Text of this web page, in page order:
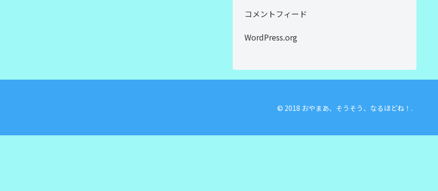
コメントフィード
WordPress.org
© 2018 おやまあ、そうそう、なるほどね！.